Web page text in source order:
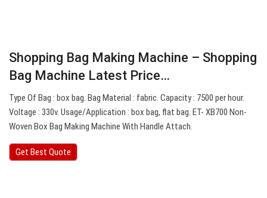
Shopping Bag Making Machine – Shopping
Bag Machine Latest Price…
Type Of Bag : box bag. Bag Material : fabric. Capacity : 7500 per hour.
Voltage : 330v. Usage/Application : box bag, flat bag. ET- XB700 Non-
Woven Box Bag Making Machine With Handle Attach.
Get Best Quote